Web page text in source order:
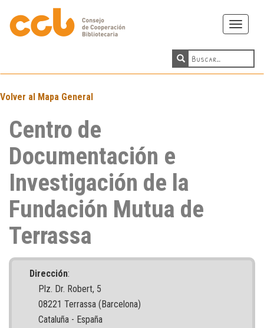
Toggle
Volver al Mapa General
Centro de
Documentación e
Investigación de la
Fundación Mutua de
Terrassa
Dirección:
Plz. Dr. Robert, 5
08221 Terrassa (Barcelona)
Cataluña - España